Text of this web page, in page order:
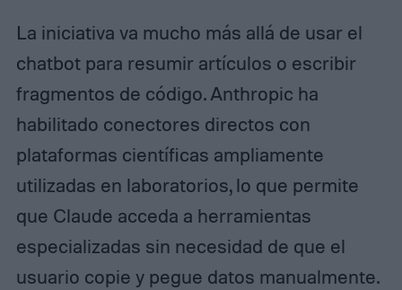
La iniciativa va mucho más allá de usar el
chatbot para resumir artículos o escribir
fragmentos de código. Anthropic ha
habilitado conectores directos con
plataformas científicas ampliamente
utilizadas en laboratorios, lo que permite
que Claude acceda a herramientas
especializadas sin necesidad de que el
usuario copie y pegue datos manualmente.